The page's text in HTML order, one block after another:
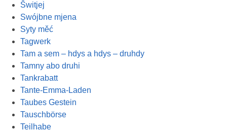
Šwitjej
Swójbne mjena
Syty měć
Tagwerk
Tam a sem – hdys a hdys – druhdy
Tamny abo druhi
Tankrabatt
Tante-Emma-Laden
Taubes Gestein
Tauschbörse
Teilhabe